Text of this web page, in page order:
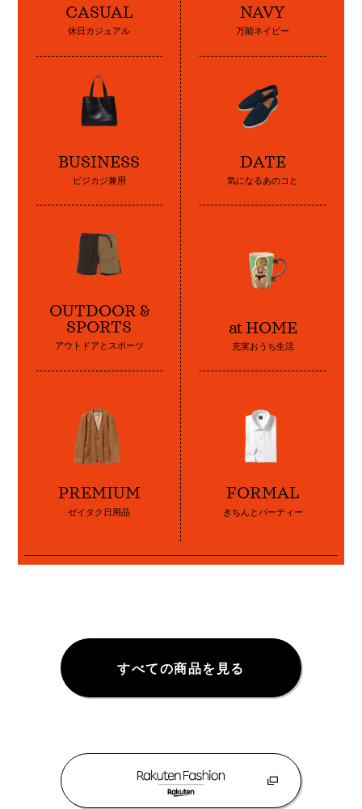
CASUAL
休日カジュアル
NAVY
万能ネイビー
BUSINESS
ビジカジ兼用
DATE
気になるあのコと
OUTDOOR &
SPORTS
アウトドアとスポーツ
at HOME
充実おうち生活
PREMIUM
ゼイタク日用品
FORMAL
きちんとパーティー
すべての商品を見る